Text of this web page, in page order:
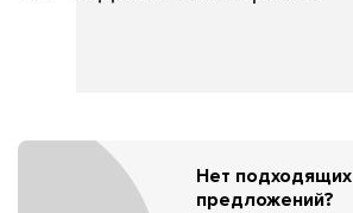
Нет подходящих
предложений?